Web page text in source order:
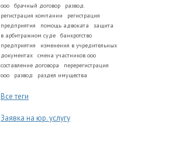
ооо
брачный договор
развод.
регистрация компании
регистрация
предприятия
помощь адвоката
защита
в арбитражном суде
банкротство
предприятия
изменения в учредительных
документах
смена участников ооо
составление договора
перерегистрация
ооо
развод раздел имущества
Все теги
Заявка на юр. услугу